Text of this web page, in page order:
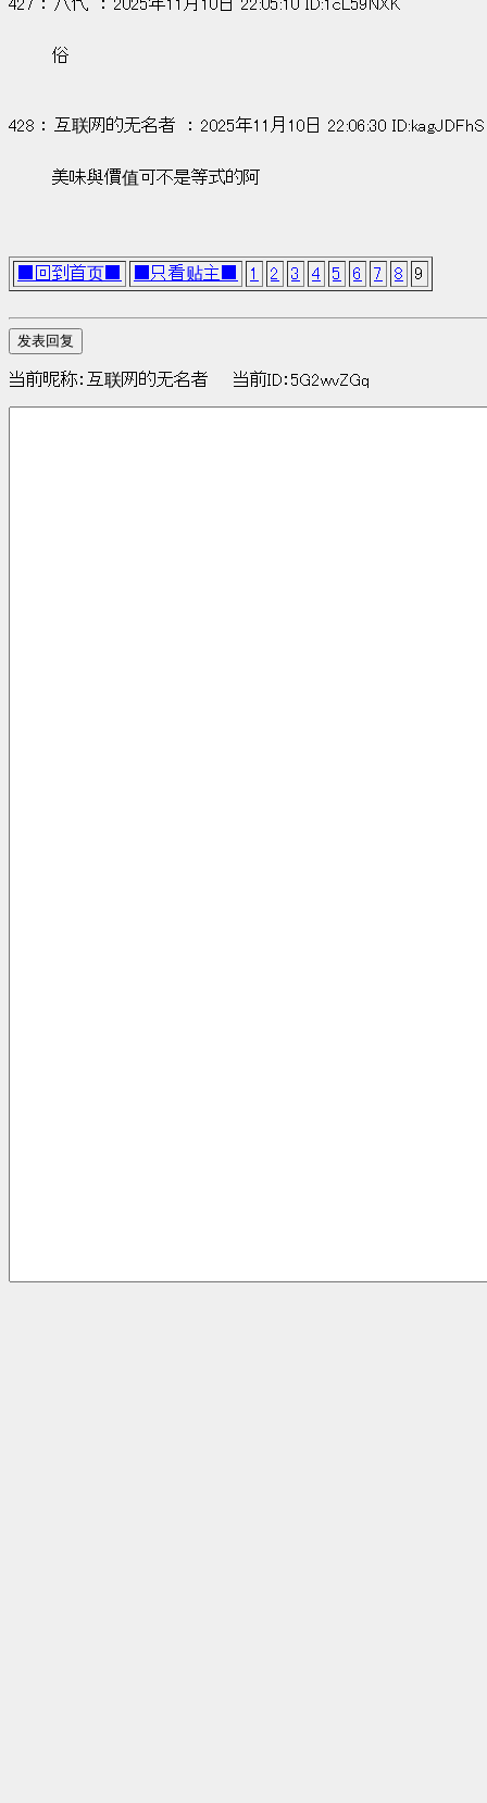
427 ： 八代  ： 2025年11月10日 22:05:10 ID:1cL59NXK
俗
428 ： 互联网的无名者  ： 2025年11月10日 22:06:30 ID:kagJDFhS
美味與價值可不是等式的阿
■回到首页■ ■只看贴主■ 1 2 3 4 5 6 7 8 9
当前昵称：互联网的无名者 当前ID：5G2wvZGq